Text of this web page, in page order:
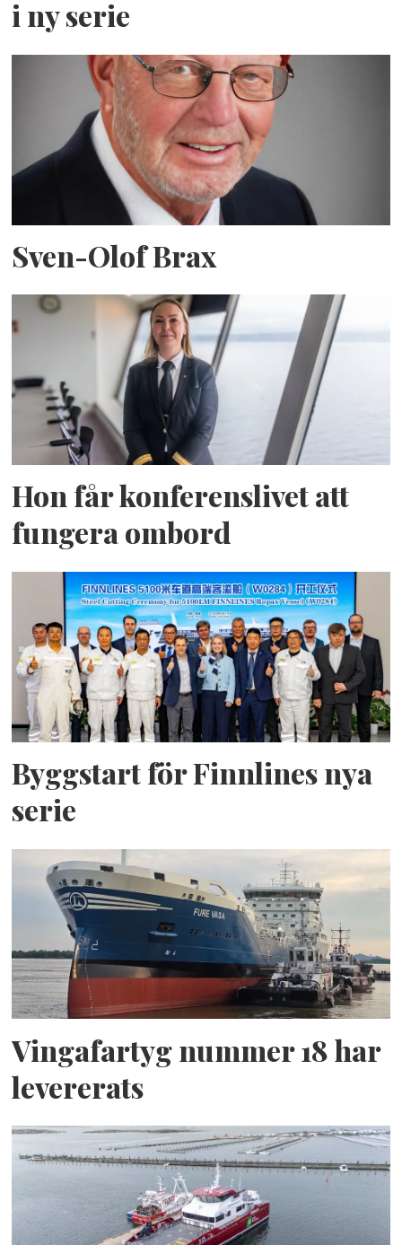
i ny serie
Sven-Olof Brax
Hon får konferenslivet att
fungera ombord
Byggstart för Finnlines nya
serie
Vingafartyg nummer 18 har
levererats